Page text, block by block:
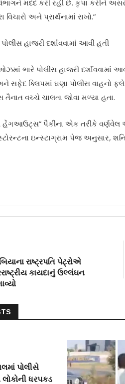
મદદ કરી રહી છે. કૃપા કરીને
અને પ્રાર્થનામાં રાખો.”
હાજરી દર્શાવવામાં આવી હતી
ભારે પોલીસ હાજરી
સફેદ ક્લિપમાં ઘણા પોલીસ વાહનો
તૈનાત વચ્ચે ચાલતા જોવા મળ્યા હતા.
હેંગઆઉટ્સ” પૈકીના એક તરીકે
ઇન્સ્ટાગ્રામ પેજ અનુસાર,
રાષ્ટ્રપતિ પેટ્રોએ
કાયદાનું ઉલ્લંઘન
પોલીસે
ધરપકડ